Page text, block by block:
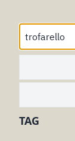
TAG